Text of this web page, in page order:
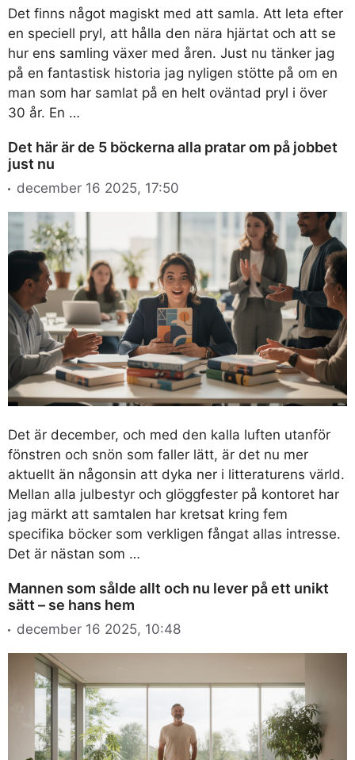
Det finns något magiskt med att samla. Att leta efter
en speciell pryl, att hålla den nära hjärtat och att se
hur ens samling växer med åren. Just nu tänker jag
på en fantastisk historia jag nyligen stötte på om en
man som har samlat på en helt oväntad pryl i över
30 år. En …
Det här är de 5 böckerna alla pratar om på jobbet
just nu
december 16 2025, 17:50
Det är december, och med den kalla luften utanför
fönstren och snön som faller lätt, är det nu mer
aktuellt än någonsin att dyka ner i litteraturens värld.
Mellan alla julbestyr och glöggfester på kontoret har
jag märkt att samtalen har kretsat kring fem
specifika böcker som verkligen fångat allas intresse.
Det är nästan som …
Mannen som sålde allt och nu lever på ett unikt
sätt – se hans hem
december 16 2025, 10:48